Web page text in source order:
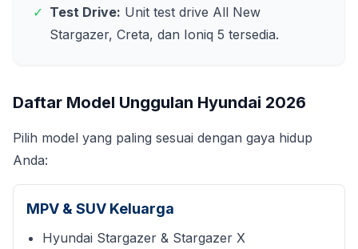
✓ Test Drive: Unit test drive All New
Stargazer, Creta, dan Ioniq 5 tersedia.
Daftar Model Unggulan Hyundai 2026
Pilih model yang paling sesuai dengan gaya hidup
Anda:
MPV & SUV Keluarga
Hyundai Stargazer & Stargazer X